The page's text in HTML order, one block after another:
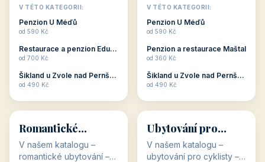
objekty, které svojí
polohou či vybaveností,
nabízí klidné ubytování
V TÉTO KATEGORII:
Penzion U Méďů
od 590 Kč
Restaurace a penzion Eduard
od 700 Kč
Šikland u Zvole nad Pernštejnem
od 490 Kč
jsou přizpůsobeny pro
ubytování klientů vyššího
věku. Některé z nich
V TÉTO KATEGORII:
Penzion U Méďů
od 590 Kč
Penzion a restaurace Maštal
od 360 Kč
Šikland u Zvole nad Pernštejnem
od 490 Kč
💕
💕
Romantické
ubytování
V našem katalogu –
romantické ubytování –
🚴
🚴
32 objektů
Ubytování pro
cyklisty
V našem katalogu –
ubytování pro cyklisty –